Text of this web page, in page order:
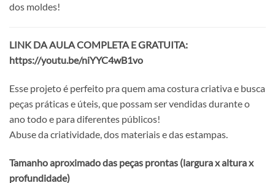
dos moldes!
LINK DA AULA COMPLETA E GRATUITA:
https://youtu.be/niYYC4wB1vo
Esse projeto é perfeito pra quem ama costura criativa e busca
peças práticas e úteis, que possam ser vendidas durante o
ano todo e para diferentes públicos!
Abuse da criatividade, dos materiais e das estampas.
Tamanho aproximado das peças prontas (largura x altura x
profundidade)